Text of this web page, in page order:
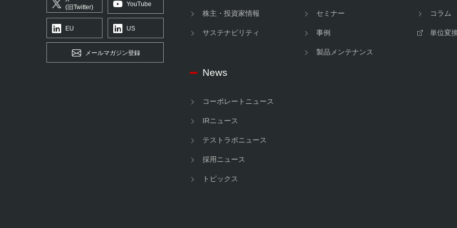
(旧Twitter)
YouTube
EU US
メールマガジン登録
株主・投資家情報
サステナビリティ
セミナー
事例
製品メンテナンス
コラム
単位変
News
コーポレートニュース
IRニュース
テストラボニュース
採用ニュース
トピックス